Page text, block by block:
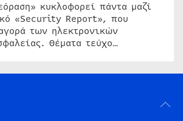
κυκλοφορεί πάντα μαζί
«Security Report», που
των ηλεκτρονικών
Θέματα τεύχο…